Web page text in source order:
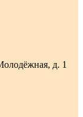
д. 1